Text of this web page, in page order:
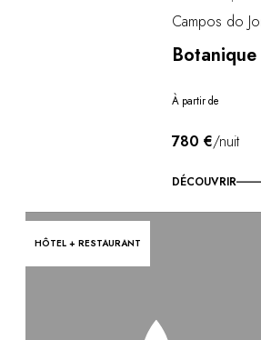
Campos do
À partir de
780 €/nuit
DÉCOUVRIR
HÔTEL + RESTAURANT